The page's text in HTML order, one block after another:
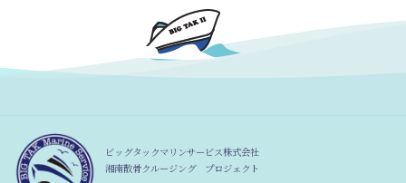
ビッグタックマリンサービス株式会社
湘南散骨クルージング プロジェクト